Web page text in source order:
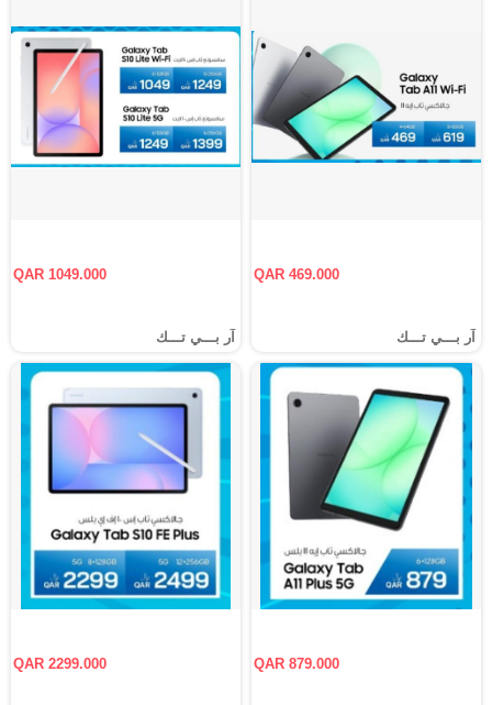
QAR 469.000
آر بـــي تـــك
QAR 1049.000
آر بـــي تـــك
QAR 879.000
QAR 2299.000